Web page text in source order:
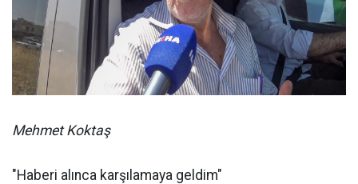
Mehmet Koktaş
"Haberi alınca karşılamaya geldim"